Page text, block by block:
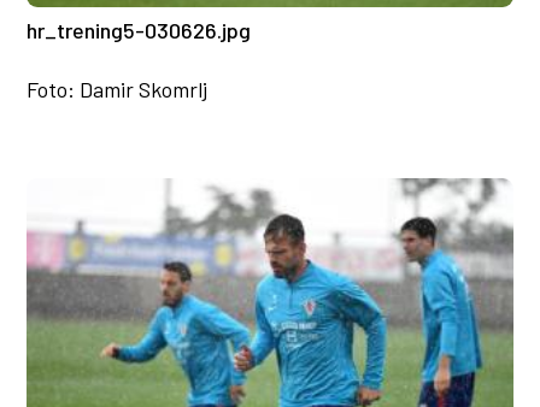
hr_trening5-030626.jpg
Foto: Damir Skomrlj